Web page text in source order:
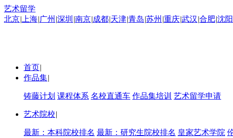
艺术留学
北京| 上海|广州 |深圳 |南京|成都|天津|青岛|苏州 |重庆|武汉 |合肥|沈阳
首页|
作品集|
铸藤计划 课程体系 名校直通车 作品集培训 艺术留学申请
艺术院校|
最新：本科院校排名 最新：研究生院校排名 皇家艺术学院